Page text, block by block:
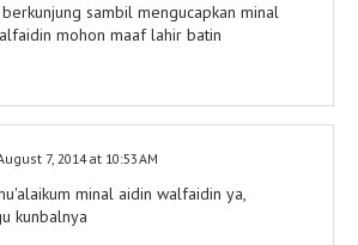
sambil mengucapkan minal
mohon maaf lahir batin
7, 2014 at 10:53 AM
minal aidin walfaidin ya,
kunbalnya